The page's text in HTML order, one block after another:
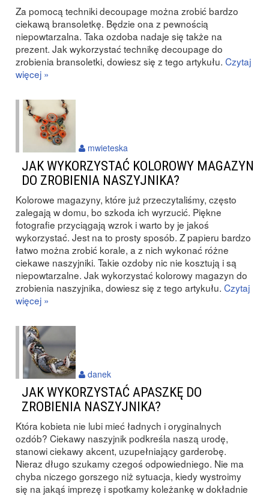
Za pomocą techniki decoupage można zrobić bardzo
ciekawą bransoletkę. Będzie ona z pewnością
niepowtarzalna. Taka ozdoba nadaje się także na
prezent. Jak wykorzystać technikę decoupage do
zrobienia bransoletki, dowiesz się z tego artykułu. Czytaj
więcej »
JAK WYKORZYSTAĆ KOLOROWY MAGAZYN
DO ZROBIENIA NASZYJNIKA?
Kolorowe magazyny, które już przeczytaliśmy, często
zalegają w domu, bo szkoda ich wyrzucić. Piękne
fotografie przyciągają wzrok i warto by je jakoś
wykorzystać. Jest na to prosty sposób. Z papieru bardzo
łatwo można zrobić korale, a z nich wykonać różne
ciekawe naszyjniki. Takie ozdoby nic nie kosztują i są
niepowtarzalne. Jak wykorzystać kolorowy magazyn do
zrobienia naszyjnika, dowiesz się z tego artykułu. Czytaj
więcej »
mwieteska
JAK WYKORZYSTAĆ APASZKĘ DO
ZROBIENIA NASZYJNIKA?
Która kobieta nie lubi mieć ładnych i oryginalnych
ozdób? Ciekawy naszyjnik podkreśla naszą urodę,
stanowi ciekawy akcent, uzupełniający garderobę.
Nieraz długo szukamy czegoś odpowiedniego. Nie ma
chyba niczego gorszego niż sytuacja, kiedy wystroimy
się na jakąś imprezę i spotkamy koleżankę w dokładnie
danek